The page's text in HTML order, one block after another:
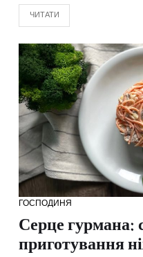
ЧИТАТИ
ГОСПОДИНЯ
Серце гурмана:
приготування